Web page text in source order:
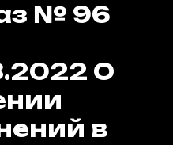
№ 96
О
в